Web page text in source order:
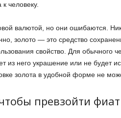
человеку.
валютой, но они ошибаются.
золото — это средство
свойство. Для обычного
из него украшение или не будет
золота в удобной форме не
превзойти фиат